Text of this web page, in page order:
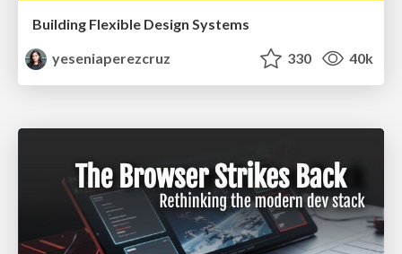
Building Flexible Design Systems
yeseniaperezcruz
330 40k